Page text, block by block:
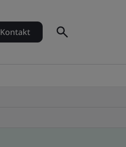
Kontakt